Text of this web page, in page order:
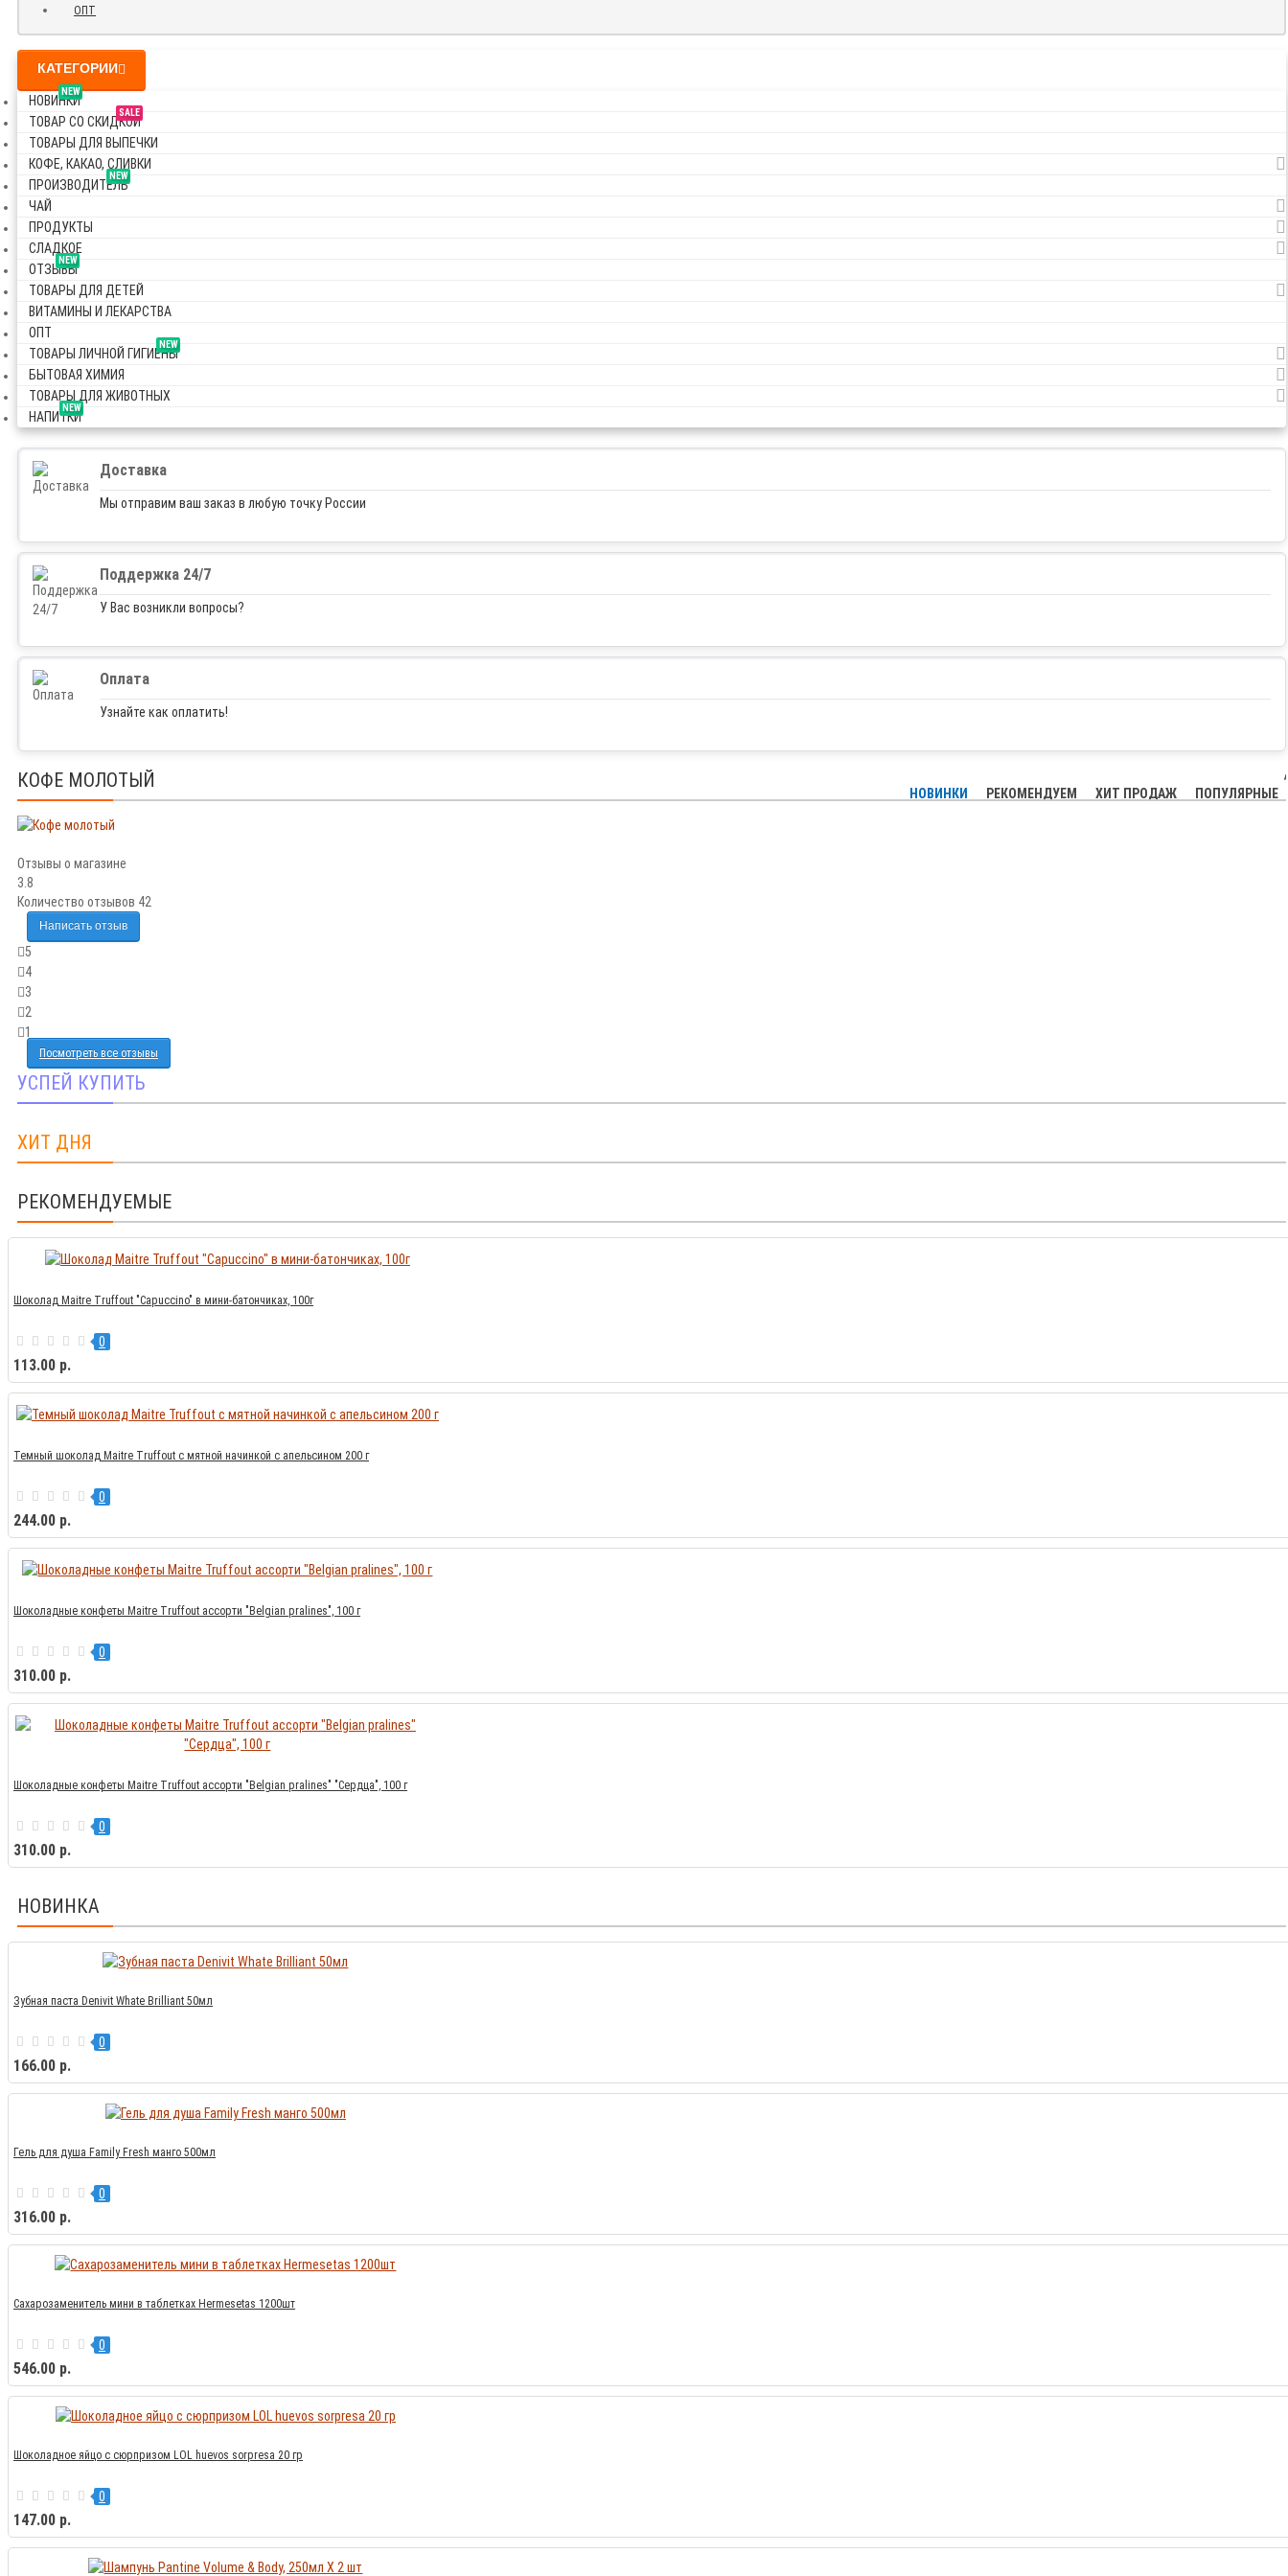
ОПТ
КАТЕГОРИИ
NEW
НОВИНКИ
SALE
ТОВАР СО СКИДКОЙ
ТОВАРЫ ДЛЯ ВЫПЕЧКИ
КОФЕ, КАКАО, СЛИВКИ
NEW
ПРОИЗВОДИТЕЛЬ
ЧАЙ
ПРОДУКТЫ
СЛАДКОЕ
NEW
ОТЗЫВЫ
ТОВАРЫ ДЛЯ ДЕТЕЙ
ВИТАМИНЫ И ЛЕКАРСТВА
ОПТ
NEW
ТОВАРЫ ЛИЧНОЙ ГИГИЕНЫ
БЫТОВАЯ ХИМИЯ
ТОВАРЫ ДЛЯ ЖИВОТНЫХ
NEW
НАПИТКИ
Доставка
Мы отправим ваш заказ в любую точку России
Поддержка 24/7
У Вас возникли вопросы?
Оплата
Узнайте как оплатить!
КОФЕ МОЛОТЫЙ
НОВИНКИ РЕКОМЕНДУЕМ ХИТ ПРОДАЖ ПОПУЛЯРНЫЕ
Отзывы о магазине
3.8
Количество отзывов 42
Написать отзыв
5
67%
4
2%
3
3%
2
0%1
Посмотреть все отзывы
УСПЕЙ КУПИТЬ
ХИТ ДНЯ
РЕКОМЕНДУЕМЫЕ
Шоколад Maitre Truffout "Capuccino" в мини-батончиках, 100г
0
113.00 р.
Темный шоколад Maitre Truffout с мятной начинкой с апельсином 200 г
0
244.00 р.
Шоколадные конфеты Maitre Truffout ассорти "Belgian pralines", 100 г
0
310.00 р.
Шоколадные конфеты Maitre Truffout ассорти "Belgian pralines" "Сердца", 100 г
0
310.00 р.
НОВИНКА
Зубная паста Denivit Whate Brilliant 50мл
0
166.00 р.
Гель для душа Family Fresh манго 500мл
0
316.00 р.
Сахарозаменитель мини в таблетках Hermesetas 1200шт
0
546.00 р.
Шоколадное яйцо с сюрпризом LOL huevos sorpresa 20 гр
0
147.00 р.